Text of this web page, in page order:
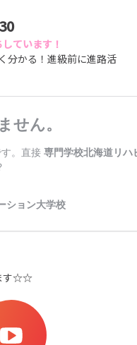
ています！
分かる！進級前に進路活
す☆☆